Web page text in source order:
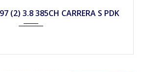
(2) 3.8 385CH CARRERA S PDK